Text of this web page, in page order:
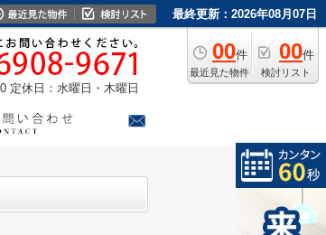
最終更新：2026年08月07日
00件
最近見た物件
00件
検討リスト
定休日：水曜日・木曜日